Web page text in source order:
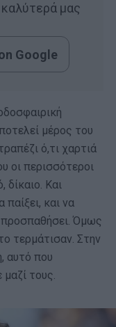
καλύτερά μας
Google
μέρος του
ό,τι χαρτιά
οι περισσότεροι
δίκαιο. Και
και να
Όμως
τερμάτισαν. Στην
αυτό που
τους.